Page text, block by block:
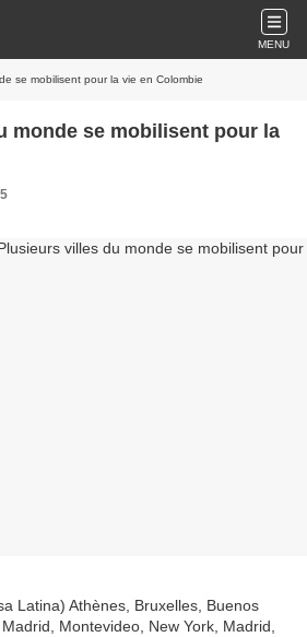
MENU
se mobilisent pour la vie en Colombie
monde se mobilisent pour la
Latina) Athènes, Bruxelles, Buenos
Montevideo, New York, Madrid,